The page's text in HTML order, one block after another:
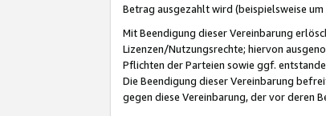
Betrag ausgezahlt wird (beispielsweise
Mit Beendigung dieser Vereinbarung
Lizenzen/Nutzungsrechte; hiervon
Pflichten der Parteien sowie ggf.
Die Beendigung dieser Vereinbarung
gegen diese Vereinbarung, der vor deren